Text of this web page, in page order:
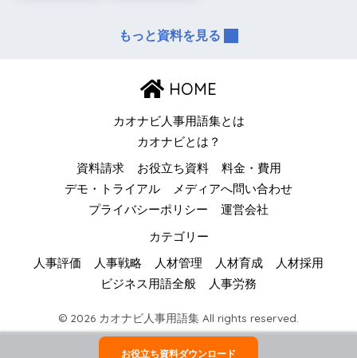
もっと資料を見る
HOME
カオナビ人事用語集とは
カオナビとは？
資料請求 お役立ち資料
料金・費用
デモ・トライアル
メディアへ問い合わせ
プライバシーポリシー
運営会社
カテゴリー
人事評価 人事戦略 人材管理 人材育成
人材採用
ビジネス用語全般
人事労務
© 2026 カオナビ人事用語集 All rights reserved.
お役立ち資料ダウンロード